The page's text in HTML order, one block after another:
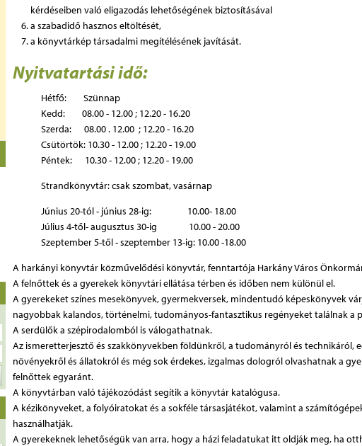
kérdéseiben való eligazodás lehetőségének biztosításával
a szabadidő hasznos eltöltését,
a könyvtárkép társadalmi megítélésének javítását.
Nyitvatartási idő:
Hétfő: Szünnap
Kedd: 08.00 - 12.00 ; 12.20 - 16.20
Szerda: 08.00 . 12.00 ; 12.20 - 16.20
Csütörtök: 10.30 - 12.00 ; 12.20 - 19.00
Péntek: 10.30 - 12.00 ; 12.20 - 19.00
Strandkönyvtár: csak szombat, vasárnap
Június 20-tól - június 28-ig: 10.00- 18.00
Július 4-től- augusztus 30-ig 10.00 - 20.00
Szeptember 5-től - szeptember 13-ig: 10.00 -18.00
A harkányi könyvtár közművelődési könyvtár, fenntartója Harkány Város
A felnőttek és a gyerekek könyvtári ellátása térben és időben nem különül el.
A gyerekeket színes mesekönyvek, gyermekversek, mindentudó képeskönyvek
nagyobbak kalandos, történelmi, tudományos-fantasztikus regényeket találnak a
A serdülők a szépirodalomból is válogathatnak.
Az ismeretterjesztő és szakkönyvekben földünkről, a tudományról és technikáról,
növényekről és állatokról és még sok érdekes, izgalmas dologról olvashatnak a
felnőttek egyaránt.
A könyvtárban való tájékozódást segítik a könyvtár katalógusa.
A kézikönyveket, a folyóiratokat és a sokféle társasjátékot, valamint a
használhatják.
A gyerekeknek lehetőségük van arra, hogy a házi feladatukat itt oldják meg, ha